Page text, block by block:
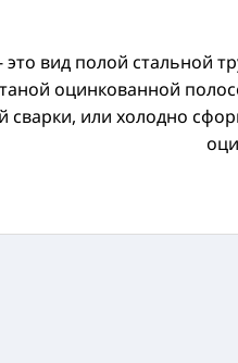
вид полой стальной
оцинкованной
или холодно